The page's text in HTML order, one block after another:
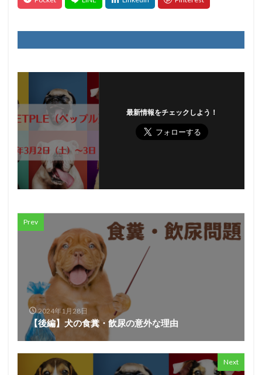
最新情報をチェックしよう！
Prev
2024年1月28日
【後編】犬の食糞・飲尿の意外な理由
Next